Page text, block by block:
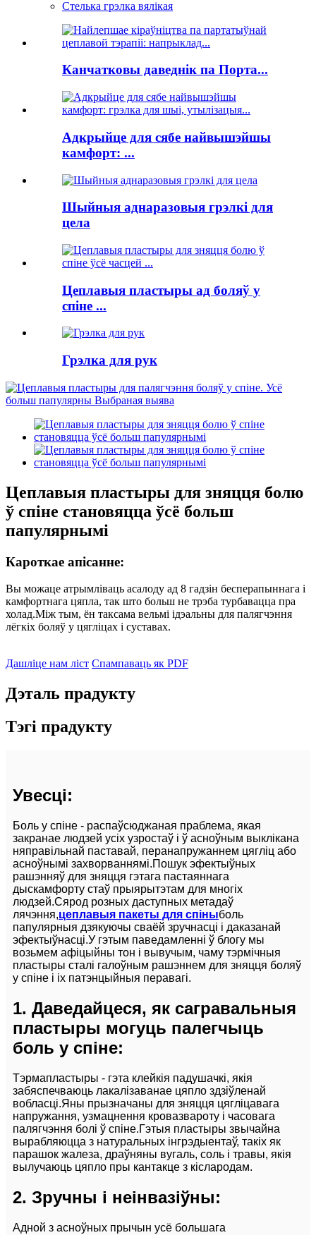
Стелька грэлка вялікая
Канчатковы даведнік па Порта...
Адкрыйце для сябе найвышэйшы
камфорт: ...
Шыйныя аднаразовыя грэлкі для
цела
Цеплавыя пластыры ад боляў у
спіне ...
Грэлка для рук
Цеплавыя пластыры для зняцця болю
ў спіне становяцца ўсё больш
папулярнымі
Кароткае апісанне:
Вы можаце атрымліваць асалоду ад 8 гадзін бесперапыннага і
камфортнага цяпла, так што больш не трэба турбавацца пра
холад.Між тым, ён таксама вельмі ідэальны для палягчэння
лёгкіх боляў у цягліцах і суставах.
Дашліце нам ліст Спампаваць як PDF
Дэталь прадукту
Тэгі прадукту
Увесці:
Боль у спіне - распаўсюджаная праблема, якая
закранае людзей усіх узростаў і ў асноўным выклікана
няправільнай паставай, перанапружаннем цягліц або
асноўнымі захворваннямі.Пошук эфектыўных
рашэнняў для зняцця гэтага пастаяннага
дыскамфорту стаў прыярытэтам для многіх
людзей.Сярод розных даступных метадаў
лячэння,цеплавыя пакеты для спіныболь
папулярныя дзякуючы сваёй зручнасці і даказанай
эфектыўнасці.У гэтым паведамленні ў блогу мы
возьмем афіцыйны тон і вывучым, чаму тэрмічныя
пластыры сталі галоўным рашэннем для зняцця боляў
у спіне і іх патэнцыйныя перавагі.
1. Даведайцеся, як сагравальныя
пластыры могуць палегчыць
боль у спіне:
Тэрмапластыры - гэта клейкія падушачкі, якія
забяспечваюць лакалізаванае цяпло здзіўленай
вобласці.Яны прызначаны для зняцця цягліцавага
напружання, узмацнення кровазвароту і часовага
палягчэння болі ў спіне.Гэтыя пластыры звычайна
вырабляюцца з натуральных інгрэдыентаў, такіх як
парашок жалеза, драўняны вугаль, соль і травы, якія
вылучаюць цяпло пры кантакце з кіслародам.
2. Зручны і неінвазіўны:
Адной з асноўных прычын усё большага